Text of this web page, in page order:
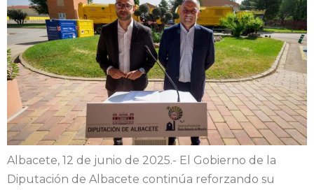
Albacete, 12 de junio de 2025.- El Gobierno de la
Diputación de Albacete continúa reforzando su